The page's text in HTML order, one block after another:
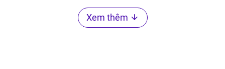
Xem thêm